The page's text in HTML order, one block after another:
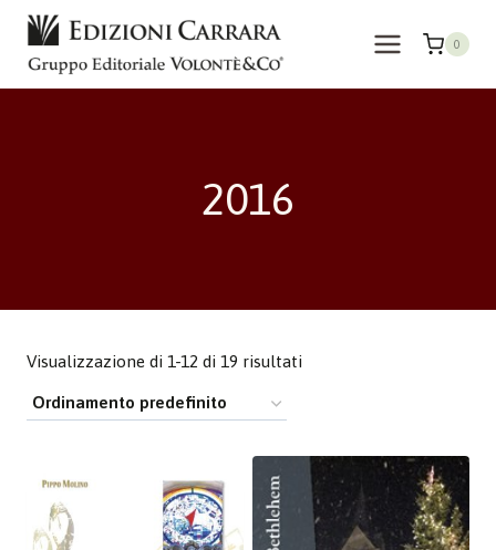
Salta
contenuto
0
2016
Visualizzazione di 1-12 di 19 risultati